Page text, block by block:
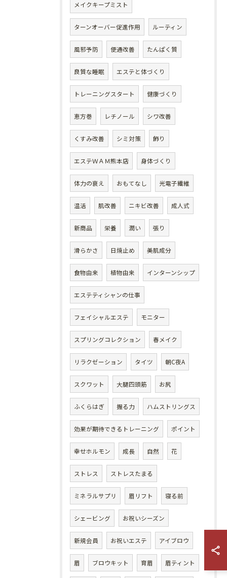
メイクキープミスト
ターンオーバー促進作用 ルーティン
風邪予防 便通改善 たんぱく質
良質な睡眠 エステと体づくり
トレーニングスタート 健康づくり
恵方巻 レチノール シワ改善
くすみ改善 シミ対策 飾り
エステＷＡＭ熊本店 身体づくり
体力の衰え おもてなし 光電子繊維
温活 肌改善 ニキビ改善 成人式
新商品 栄養 潤い 張り
滑らかさ 日焼止め 美肌成分
食物由来 植物由来 インターンシップ
エステティシャンの仕事
フェイシャルエステ モニター
スプリングコレクション 春メイク
リラクゼーション タイツ 朝C夜A
スクワット 大腿四頭筋 お尻
ふくらはぎ 握る力 ハムストリングス
効果が期待できるトレーニング ポイント
幸せホルモン 成長 自然 花
ストレス ストレスたまる
ミネラルサプリ 眉リフト 寝る前
シェービング お祝いシーズン
新規会員 お祝いエステ アイブロウ
眉 ブロウキット 育眉 眉ティント